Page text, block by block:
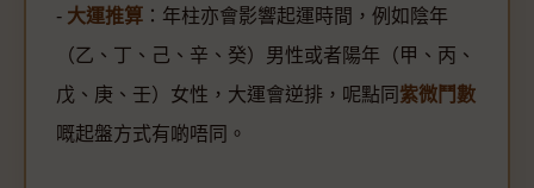
- 大運推算 ：年柱亦會影響起運時間，例如陰年
（乙、丁、己、辛、癸）男性或者陽年（甲、丙、
戊、庚、壬）女性，大運會逆排，呢點同 紫微鬥數
嘅起盤方式有啲唔同。